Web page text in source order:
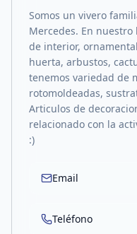
Somos un vivero
Mercedes. En
de interior,
huerta, arbustos,
tenemos variedad de
rotomoldeadas,
Articulos de
relacionado con la
:)
Email
Teléfono